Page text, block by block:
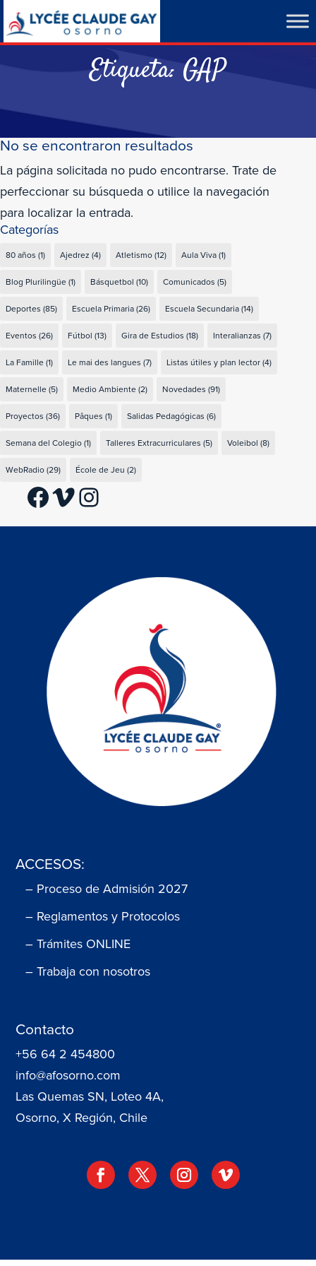
Etiqueta: GAP
No se encontraron resultados
La página solicitada no pudo encontrarse. Trate de
perfeccionar su búsqueda o utilice la navegación
para localizar la entrada.
Categorías
80 años (1) Ajedrez (4) Atletismo(12) Aula Viva(1)
Blog Plurilingüe(1) Básquetbol (10) Comunicados (5)
Deportes (85) Escuela Primaria(26) Escuela Secundaria(14)
Eventos (26) Fútbol (13) Gira de Estudios (18) Interalianzas (7)
La Famille(1) Le mai des langues (7) Listas útiles y plan lector(4)
Maternelle(5) Medio Ambiente(2) Novedades (91)
Proyectos (36) Pâques (1) Salidas Pedagógicas (6)
Semana del Colegio(1) Talleres Extracurriculares (5) Voleibol (8)
WebRadio(29) École de Jeu (2)
Facebook
VimeoInstagram
ACCESOS:
– Proceso de Admisión 2027
– Reglamentos y Protocolos
– Trámites ONLINE
– Trabaja con nosotros
Contacto
+56 64 2 454800
info@afosorno.com
Las Quemas SN, Loteo 4A,
Osorno, X Región, Chile